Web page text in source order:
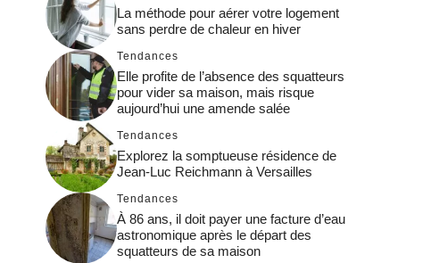
La méthode pour aérer votre logement
sans perdre de chaleur en hiver
Tendances
Elle profite de l’absence des squatteurs
pour vider sa maison, mais risque
aujourd’hui une amende salée
Tendances
Explorez la somptueuse résidence de
Jean-Luc Reichmann à Versailles
Tendances
À 86 ans, il doit payer une facture d’eau
astronomique après le départ des
squatteurs de sa maison